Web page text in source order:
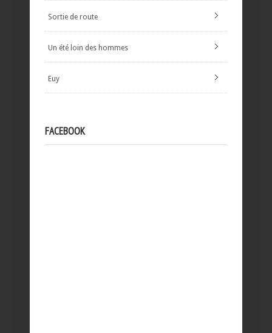
Sortie de route
Un été loin des hommes
Euy
FACEBOOK